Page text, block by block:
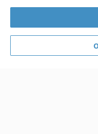
Полная версия сайта
Политика обработки